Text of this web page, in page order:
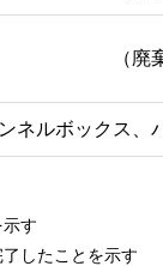
（廃
ンネルボックス、
示す
したことを示す